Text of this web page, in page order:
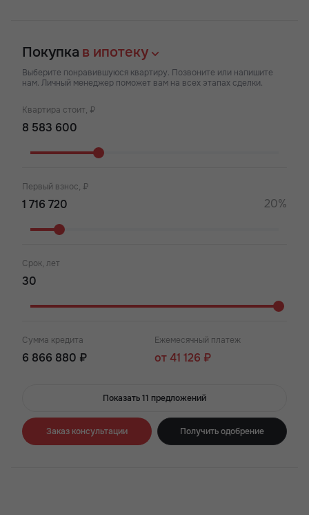
Покупка в ипотеку
Выберите понравившуюся квартиру. Позвоните или напишите
нам. Личный менеджер поможет вам на всех этапах сделки.
Квартира стоит, ₽
Первый взнос, ₽
20%
Срок, лет
Сумма кредита
6 866 880 ₽
Ежемесячный платеж
от 41 126 ₽
Показать 11 предложений
Заказ консультации Получить одобрение